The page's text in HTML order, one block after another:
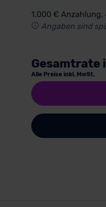
1.000 €
Angaben sind
Gesamtrate
Alle Preise inkl. MwSt.